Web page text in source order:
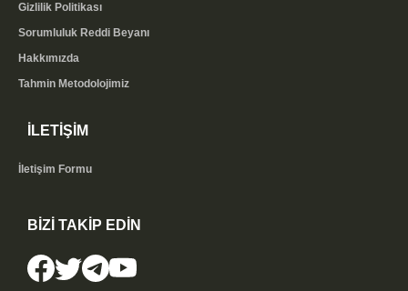
Gizlilik Politikası
Sorumluluk Reddi Beyanı
Hakkımızda
Tahmin Metodolojimiz
İLETİŞİM
İletişim Formu
BİZİ TAKİP EDİN